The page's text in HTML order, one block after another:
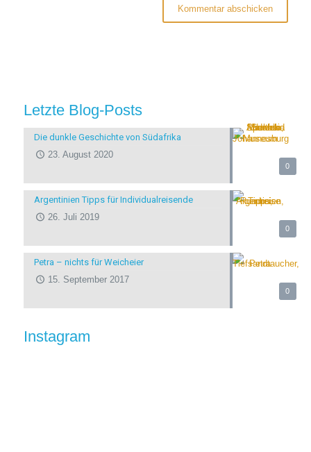
Letzte Blog-Posts
0
Die dunkle Geschichte von Südafrika
23. August 2020
0
Argentinien Tipps für Individualreisende
26. Juli 2019
0
Petra – nichts für Weicheier
15. September 2017
Instagram